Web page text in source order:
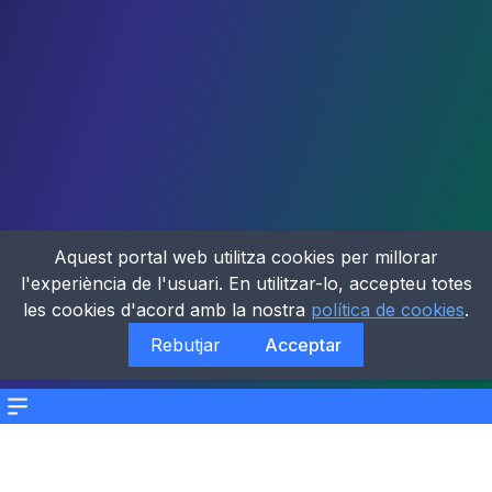
Menu
Aquest portal web utilitza cookies per millorar
l'experiència de l'usuari. En utilitzar-lo, accepteu totes
les cookies d'acord amb la nostra política de cookies.
Rebutjar
Acceptar